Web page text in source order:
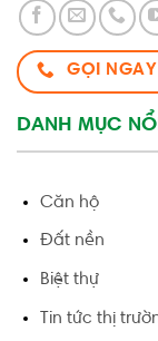
GỌI NGAY
DANH MỤC
Căn hộ
Đất nền
Biệt thự
Tin tức thị